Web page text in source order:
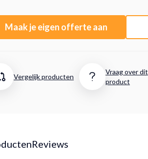
Maak je eigen offerte aan
Vergelijk producten
Vraag over dit
product
Reviews